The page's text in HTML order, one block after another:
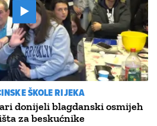
ŠKOLE RIJEKA
donijeli blagdanski osmijeh
za beskućnike